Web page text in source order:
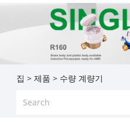
집 > 제품 > 수량 계량기